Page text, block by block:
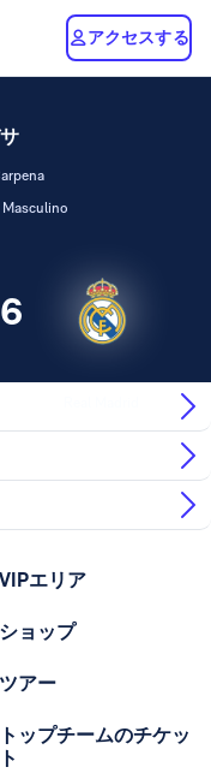
アクセスする
Masculino
VIPエリア
ショップ
ツアー
トップチームのチケッ
ト